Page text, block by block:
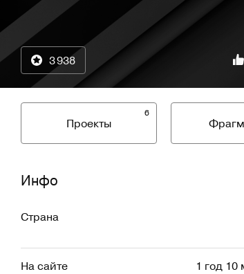
3 938
6
Проекты
Инфо
Страна
На сайте 1 год 10